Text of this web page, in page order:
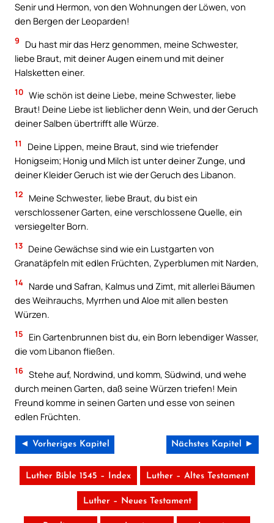
Senir und Hermon, von den Wohnungen der Löwen, von
den Bergen der Leoparden!
9
Du hast mir das Herz genommen, meine Schwester,
liebe Braut, mit deiner Augen einem und mit deiner
Halsketten einer.
10 Wie schön ist deine Liebe, meine Schwester, liebe
Braut! Deine Liebe ist lieblicher denn Wein, und der Geruch
deiner Salben übertrifft alle Würze.
11
Deine Lippen, meine Braut, sind wie triefender
Honigseim; Honig und Milch ist unter deiner Zunge, und
deiner Kleider Geruch ist wie der Geruch des Libanon.
12
Meine Schwester, liebe Braut, du bist ein
verschlossener Garten, eine verschlossene Quelle, ein
versiegelter Born.
13 Deine Gewächse sind wie ein Lustgarten von
Granatäpfeln mit edlen Früchten, Zyperblumen mit Narden,
14 Narde und Safran, Kalmus und Zimt, mit allerlei Bäumen
des Weihrauchs, Myrrhen und Aloe mit allen besten
Würzen.
15
Ein Gartenbrunnen bist du, ein Born lebendiger Wasser,
die vom Libanon fließen.
16 Stehe auf, Nordwind, und komm, Südwind, und wehe
durch meinen Garten, daß seine Würzen triefen! Mein
Freund komme in seinen Garten und esse von seinen
edlen Früchten.
◄ Vorheriges Kapitel Nächstes Kapitel ►
Luther Bible 1545 – Index Luther – Altes Testament
Luther – Neues Testament